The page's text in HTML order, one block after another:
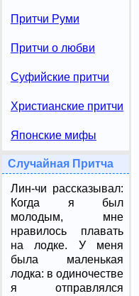
Притчи Руми
Притчи о любви
Суфийские притчи
Христианские притчи
Японские мифы
Случайная Притча
Лин-чи рассказывал:
Когда я был
молодым, мне
нравилось плавать
на лодке. У меня
была маленькая
лодка: в одиночестве
я отправлялся